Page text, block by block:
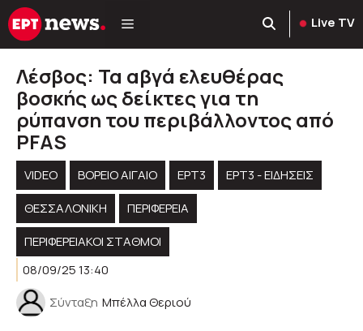
Μετάβαση
σε
Live TV
Λέσβος: Τα αβγά ελευθέρας
βοσκής ως δείκτες για τη
ρύπανση του περιβάλλοντος από
PFAS
VIDEO ΒΟΡΕΙΟ ΑΙΓΑΙΟ ΕΡΤ3
ΕΡΤ3 - ΕΙΔΉΣΕΙΣ
ΘΕΣΣΑΛΟΝΙΚΗ
ΠΕΡΙΦΈΡΕΙΑ
ΠΕΡΙΦΕΡΕΙΑΚΟΊ ΣΤΑΘΜΟΊ
08/09/25 13:40
Σύνταξη Μπέλλα Θεριού